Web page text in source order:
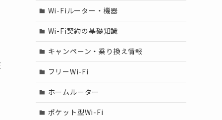
Wi-Fiルーター・機器
Wi-Fi契約の基礎知識
キャンペーン・乗り換え情報
フリーWi-Fi
ホームルーター
ポケット型Wi-Fi